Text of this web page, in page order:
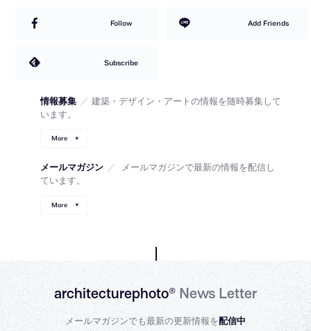
Follow Add Friends
Subscribe
情報募集 ／ 建築・デザイン・アートの情報を随時募集して
います。
More
メールマガジン ／
メールマガジンで最新の情報を配信し
ています。
More
architecturephoto®News Letter
メールマガジンでも最新の更新情報を配信中